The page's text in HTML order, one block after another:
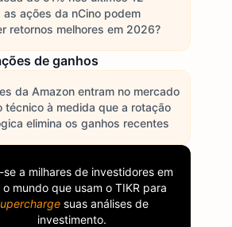
as ações da nCino podem
retornos melhores em 2026?
de ganhos
da Amazon entram no mercado
técnico à medida que a rotação
elimina os ganhos recentes
a milhares de investidores em
mundo que usam o TIKR para
suas análises de
investimento.